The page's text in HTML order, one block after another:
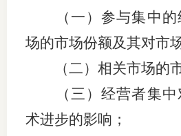
（一）参与集中
场的市场份额及其对市
（二）相关市场的
（三）经营者集
术进步的影响；